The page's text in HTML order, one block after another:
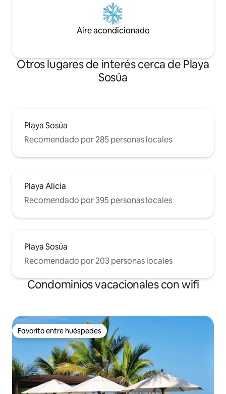
Aire acondicionado
Otros lugares de interés cerca de Playa
Sosúa
Playa Sosúa
Recomendado por 285 personas locales
Playa Alicia
Recomendado por 395 personas locales
Playa Sosúa
Recomendado por 203 personas locales
Condominios vacacionales con wifi
Favorito entre huéspedes
Favorito entre huéspedes